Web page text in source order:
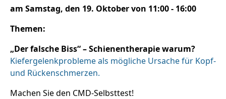
am Samstag, den 19. Oktober von 11:00 - 16:00
Themen:
„Der falsche Biss“ – Schienentherapie warum?
Kiefergelenkprobleme als mögliche Ursache für Kopf-
und Rückenschmerzen.
Machen Sie den CMD-Selbsttest!